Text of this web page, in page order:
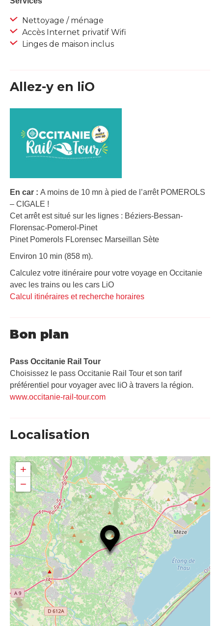
Nettoyage / ménage
Accès Internet privatif Wifi
Linges de maison inclus
Allez-y en liO
En car : A moins de 10 mn à pied de l’arrêt POMEROLS
– CIGALE !
Cet arrêt est situé sur les lignes : Béziers-Bessan-
Florensac-Pomerol-Pinet
Pinet Pomerols FLorensec Marseillan Sète
Environ 10 min (858 m).
Calculez votre itinéraire pour votre voyage en Occitanie
avec les trains ou les cars LiO
Calcul itinéraires et recherche horaires
Bon plan
Pass Occitanie Rail Tour​
Choisissez le pass Occitanie Rail Tour et son tarif
préférentiel pour voyager avec liO à travers la région.
www.occitanie-rail-tour.com
Localisation
+
−